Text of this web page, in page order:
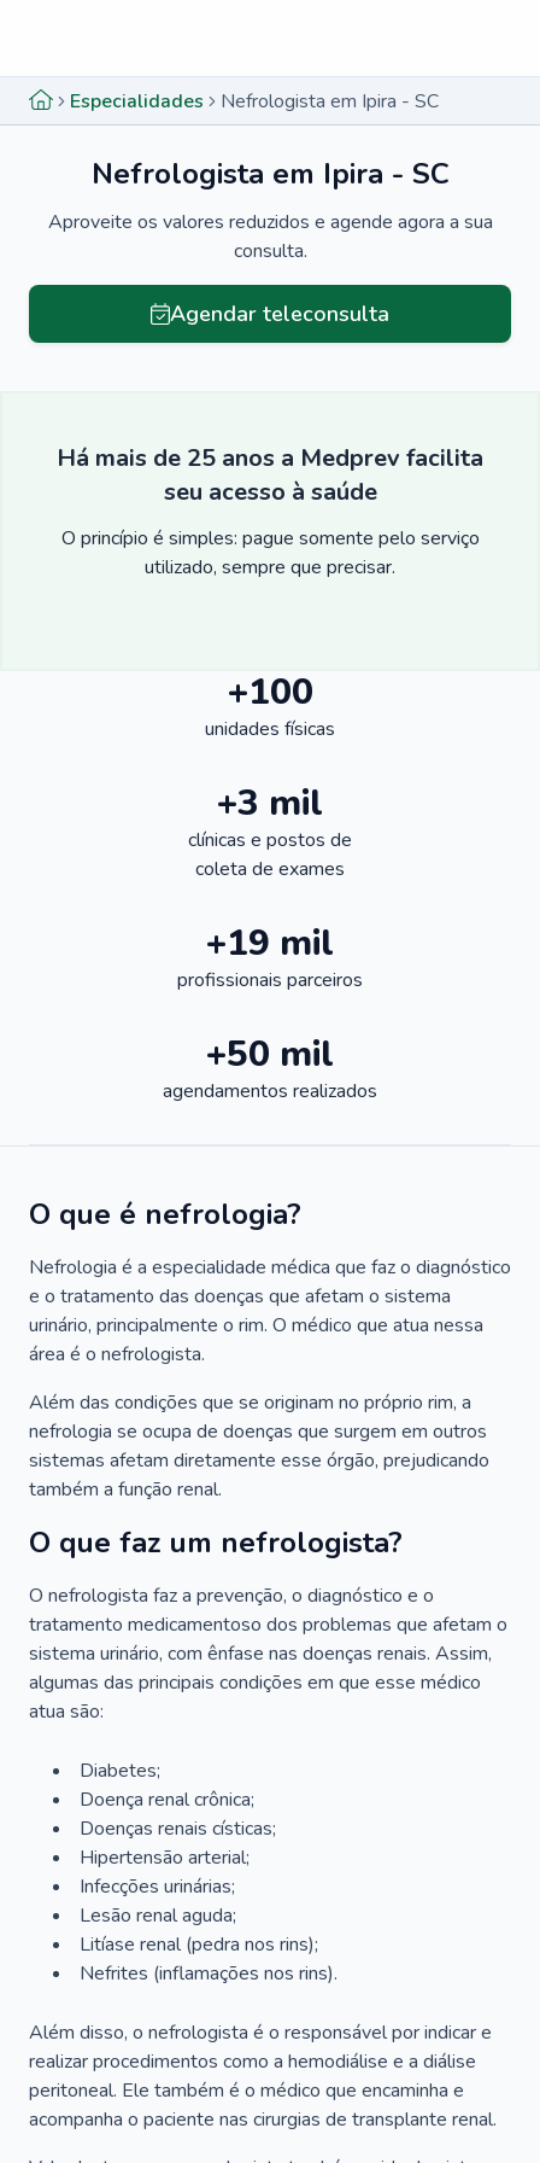
Especialidades Nefrologista em Ipira - SC
Nefrologista em Ipira - SC
Aproveite os valores reduzidos e agende agora a sua
consulta.
Agendar teleconsulta
Há mais de 25 anos a Medprev facilita
seu acesso à saúde
O princípio é simples: pague somente pelo serviço
utilizado, sempre que precisar.
+100
unidades físicas
+3 mil
clínicas e postos de
coleta de exames
+19 mil
profissionais parceiros
+50 mil
agendamentos realizados
O que é nefrologia?
Nefrologia é a especialidade médica que faz o diagnóstico
e o tratamento das doenças que afetam o sistema
urinário, principalmente o rim. O médico que atua nessa
área é o nefrologista.
Além das condições que se originam no próprio rim, a
nefrologia se ocupa de doenças que surgem em outros
sistemas afetam diretamente esse órgão, prejudicando
também a função renal.
O que faz um nefrologista?
O nefrologista faz a prevenção, o diagnóstico e o
tratamento medicamentoso dos problemas que afetam o
sistema urinário, com ênfase nas doenças renais. Assim,
algumas das principais condições em que esse médico
atua são:
Diabetes;
Doença renal crônica;
Doenças renais císticas;
Hipertensão arterial;
Infecções urinárias;
Lesão renal aguda;
Litíase renal (pedra nos rins);
Nefrites (inflamações nos rins).
Além disso, o nefrologista é o responsável por indicar e
realizar procedimentos como a hemodiálise e a diálise
peritoneal. Ele também é o médico que encaminha e
acompanha o paciente nas cirurgias de transplante renal.